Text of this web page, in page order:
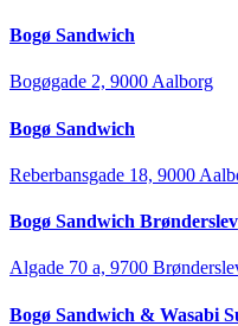
Bogø Sandwich
Bogøgade 2, 9000 Aalborg
Bogø Sandwich
Reberbansgade 18, 9000
Bogø Sandwich Brønderslev
Algade 70 a, 9700
Bogø Sandwich & Wasabi